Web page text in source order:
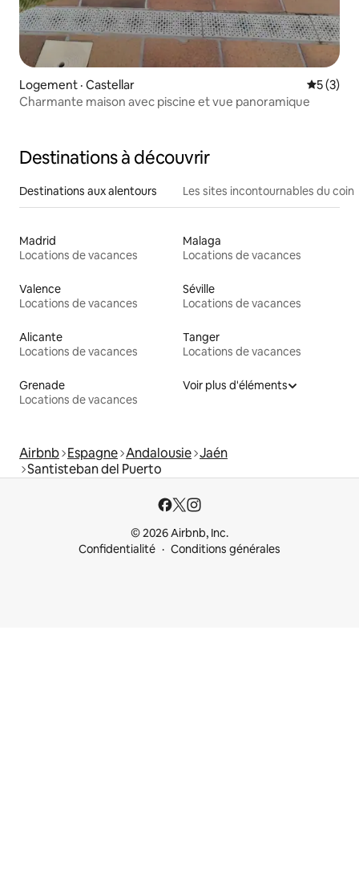
Logement · Castellar Note
5 (3)
Charmante maison avec piscine et vue panoramique
Destinations à découvrir
Destinations aux alentours Les sites incontournables du coin
Madrid
Locations de vacances
Malaga
Locations de vacances
Valence
Locations de vacances
Séville
Locations de vacances
Alicante
Locations de vacances
Tanger
Locations de vacances
Grenade
Locations de vacances
Voir plus d'éléments
Airbnb Espagne Andalousie Jaén
Santisteban del Puerto
© 2026 Airbnb, Inc.
Confidentialité
Conditions générales